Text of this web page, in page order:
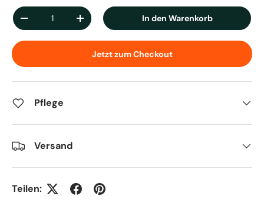
Anzahl
Menge verringernMenge erhöhen In den Warenkorb
Jetzt zum Checkout
Pflege
Versand
Teilen: